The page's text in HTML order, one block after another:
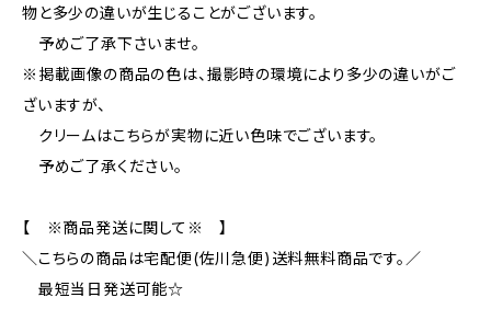
物と多少の違いが生じることがございます。
予めご了承下さいませ。
※掲載画像の商品の色は、撮影時の環境により多少の違いがご
ざいますが、
クリームはこちらが実物に近い色味でございます。
予めご了承ください。
【 ※商品発送に関して※ 】
＼こちらの商品は宅配便(佐川急便)送料無料商品です。／
最短当日発送可能☆